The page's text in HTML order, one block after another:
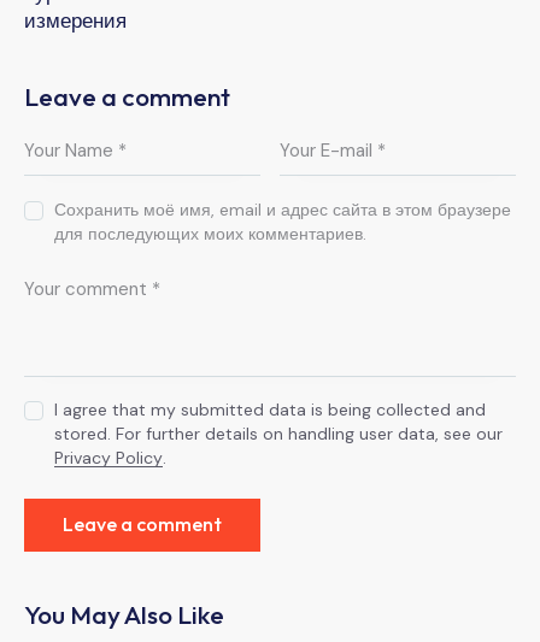
измерения
Leave a comment
Сохранить моё имя, email и адрес сайта в этом браузере
для последующих моих комментариев.
I agree that my submitted data is being collected and
stored. For further details on handling user data, see our
Privacy Policy.
You May Also Like